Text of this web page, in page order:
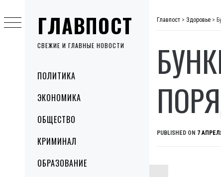
ГЛАВПОСТ
СВЕЖИЕ И ГЛАВНЫЕ НОВОСТИ
MenuПОЛИТИКА
ЭКОНОМИКА
ОБЩЕСТВО
КРИМИНАЛ
ОБРАЗОВАНИЕ
to
content
Главпост > Здоровье >
PUBLISHED ON 7